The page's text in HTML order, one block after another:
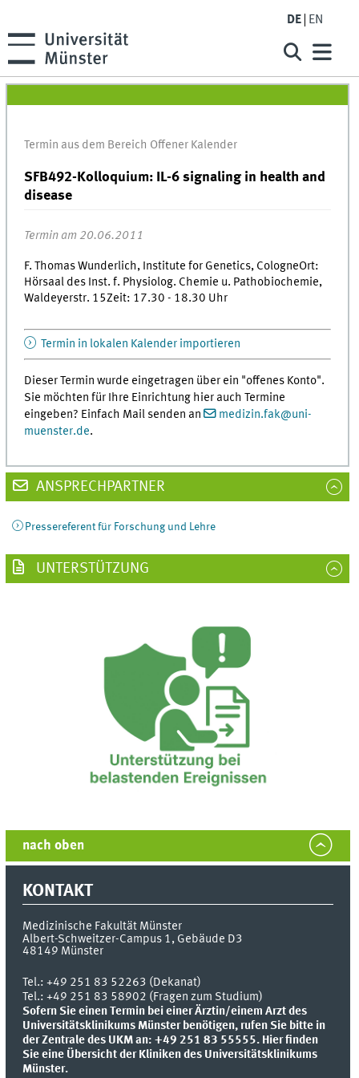
DE EN
Termin aus dem Bereich Offener Kalender
SFB492-Kolloquium: IL-6 signaling in health and
disease
Termin am 20.06.2011
F. Thomas Wunderlich, Institute for Genetics, CologneOrt:
Hörsaal des Inst. f. Physiolog. Chemie u. Pathobiochemie,
Waldeyerstr. 15Zeit: 17.30 - 18.30 Uhr
Termin in lokalen Kalender importieren
Dieser Termin wurde eingetragen über ein "offenes Konto".
Sie möchten für Ihre Einrichtung hier auch Termine
eingeben? Einfach Mail senden an
medizin.fak@uni-
muenster.de.
ANSPRECHPARTNER
Pressereferent für Forschung und Lehre
UNTERSTÜTZUNG
nach oben
KONTAKT
Medizinische Fakultät Münster
Albert-Schweitzer-Campus 1, Gebäude D3
48149 Münster
Tel.:+49 251 83 52263 (Dekanat)
Tel.: +49 251 83 58902 (Fragen zum Studium)
Sofern Sie einen Termin bei einer Ärztin/einem Arzt des
Universitätsklinikums Münster benötigen, rufen Sie bitte in
der Zentrale des UKM an: +49 251 83 55555. Hier finden
Sie eine Übersicht der Kliniken des Universitätsklinikums
Münster.